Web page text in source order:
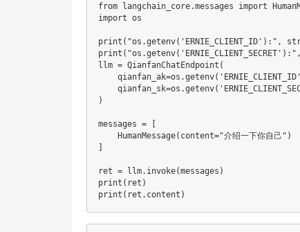
from langchain_core.messages import
import os
print ( "os.getenv('ERNIE_CLIENT_ID'):" ,
print ( "os.getenv('ERNIE_CLIENT_SECRET'):" ,
llm = QianfanChatEndpoint (
    qianfan_ak
=os .getenv( 'ERNIE_CLIENT_ID'
    qianfan_sk
=os .getenv(
)
messages =
[
HumanMessage( content="介绍一下你自己" )
]
ret = llm. invoke(messages )
print ( ret )
print ( ret . content )